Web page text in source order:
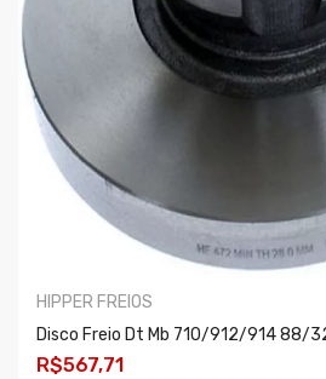
HIPPER FREIOS
Disco Freio Dt Mb 710/912/914 88/
R$567,71